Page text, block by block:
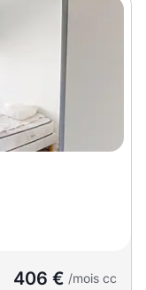
406 € /mois cc